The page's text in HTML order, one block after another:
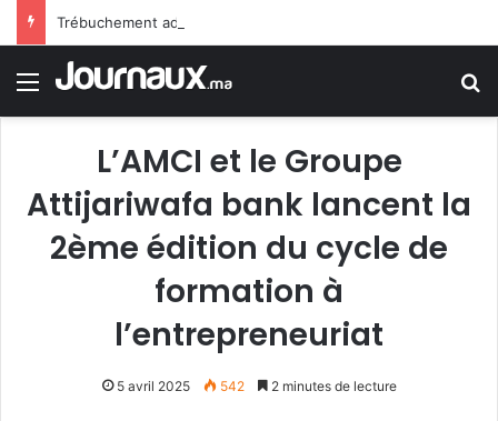
Menu
L’AMCI et le Groupe
Attijariwafa bank lancent la
2ème édition du cycle de
formation à
l’entrepreneuriat
5 avril 2025 542 2 minutes de lecture